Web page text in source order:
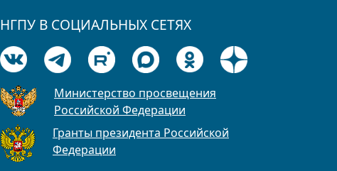
НГПУ В СОЦИАЛЬНЫХ СЕТЯХ
Министерство просвещения
Российской Федерации
Гранты президента Российской
Федерации